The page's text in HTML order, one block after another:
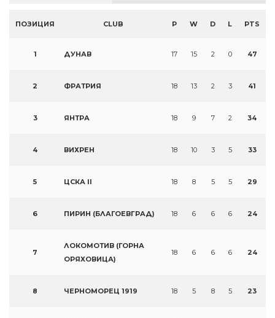
ПОЗИЦИЯ CLUB P W D L PTS
1 ДУНАВ 17 15 2 0 47
2 ФРАТРИЯ 18 13 2 3 41
3 ЯНТРА 18 9 7 2 34
4 ВИХРЕН 18 10 3 5 33
5 ЦСКА II 18 8 5 5 29
6 ПИРИН (БЛАГОЕВГРАД) 18 6 6 6 24
7
ЛОКОМОТИВ (ГОРНА
ОРЯХОВИЦА)
18 6 6 6 24
8 ЧЕРНОМОРЕЦ 1919 18 5 8 5 23